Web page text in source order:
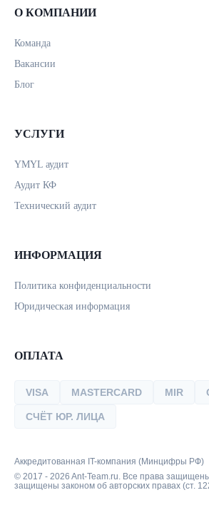
О КОМПАНИИ
Команда
Вакансии
Блог
УСЛУГИ
YMYL аудит
Аудит КФ
Технический аудит
ИНФОРМАЦИЯ
Политика конфиденциальности
Юридическая информация
ОПЛАТА
VISA MASTERCARD MIR
СЧЁТ ЮР. ЛИЦА
Аккредитованная IT-компания (Минцифры РФ)
© 2017 - 2026 Ant-Team.ru. Все права
защищены законом об авторских правах (ст.